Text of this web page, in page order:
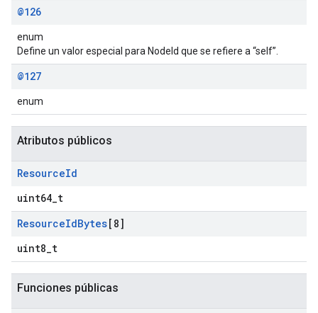
@126
enum
Define un valor especial para NodeId que se refiere a “self”.
@127
enum
Atributos públicos
ResourceId
uint64_t
ResourceIdBytes[8]
uint8_t
Funciones públicas